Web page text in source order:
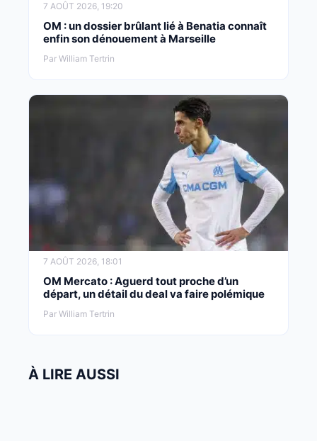
7 AOÛT 2026, 19:20
OM : un dossier brûlant lié à Benatia connaît
enfin son dénouement à Marseille
Par William Tertrin
7 AOÛT 2026, 18:01
OM Mercato : Aguerd tout proche d’un
départ, un détail du deal va faire polémique
Par William Tertrin
À LIRE AUSSI